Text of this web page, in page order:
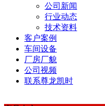
公司新闻
行业动态
技术资料
客户案例
车间设备
厂房厂貌
公司视频
联系尊龙凯时